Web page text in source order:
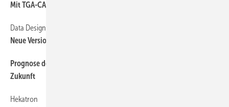
Mit TGA-CAD-Software planen und berechnen
Data Design System
Neue Version: DDS-CAD 17
Prognose der Stromerzeugung und des Stromverbrauchs in der
Zukunft
Hekatron